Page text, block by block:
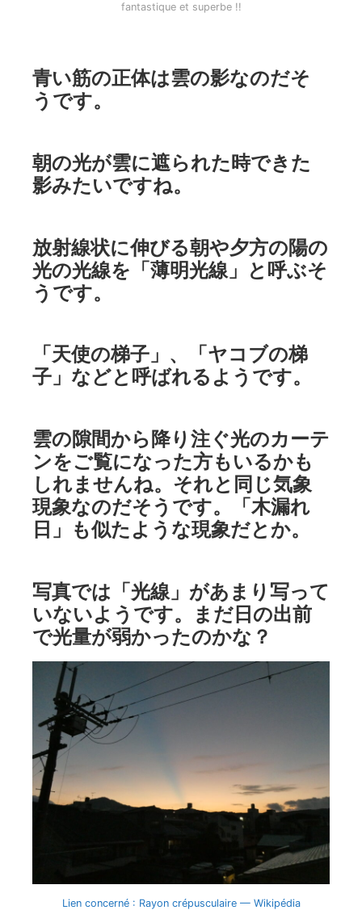
fantastique et superbe !!
青い筋の正体は雲の影なのだそ
うです。
朝の光が雲に遮られた時できた
影みたいですね。
放射線状に伸びる朝や夕方の陽の
光の光線を「薄明光線」と呼ぶそ
うです。
「天使の梯子」、「ヤコブの梯
子」などと呼ばれるようです。
雲の隙間から降り注ぐ光のカーテ
ンをご覧になった方もいるかも
しれませんね。それと同じ気象
現象なのだそうです。「木漏れ
日」も似たような現象だとか。
写真では「光線」があまり写って
いないようです。まだ日の出前
で光量が弱かったのかな？
Lien concerné : Rayon crépusculaire — Wikipédia